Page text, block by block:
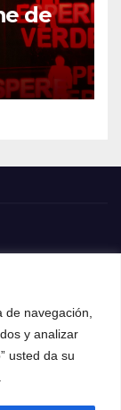
navegación,
y analizar
usted da su
de